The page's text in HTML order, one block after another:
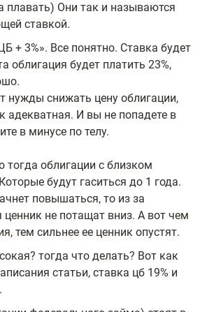
Они так и называются
ставкой.
+ 3%». Все понятно. Ставка будет
облигация будет платить 23%,
нужды снижать цену облигации,
адекватная. И вы не попадете в
в минусе по телу.
тогда облигации с близком
будут гаситься до 1 года.
повышаться, то из за
ценник не потащат вниз. А вот чем
тем сильнее ее ценник опустят.
тогда что делать? Вот как
статьи, ставка цб 19% и